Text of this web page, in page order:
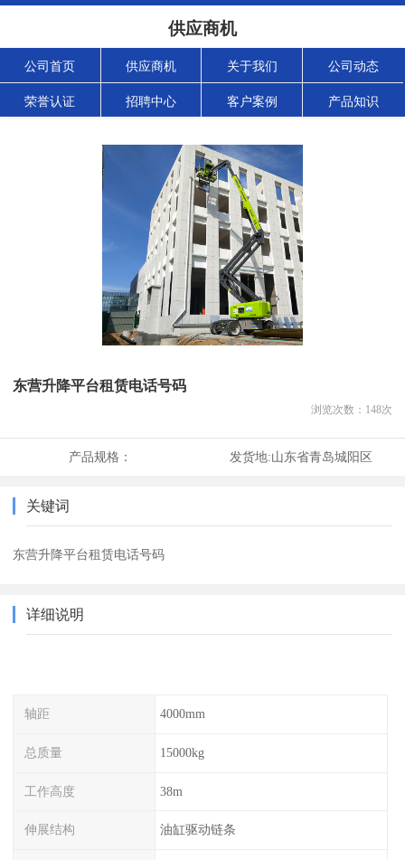
供应商机
公司首页 供应商机 关于我们 公司动态
荣誉认证 招聘中心 客户案例 产品知识
东营升降平台租赁电话号码
浏览次数： 148次
产品规格： 发货地:山东省青岛城阳区
关键词
东营升降平台租赁电话号码
详细说明
轴距 4000mm
总质量 15000kg
工作高度 38m
伸展结构 油缸驱动链条